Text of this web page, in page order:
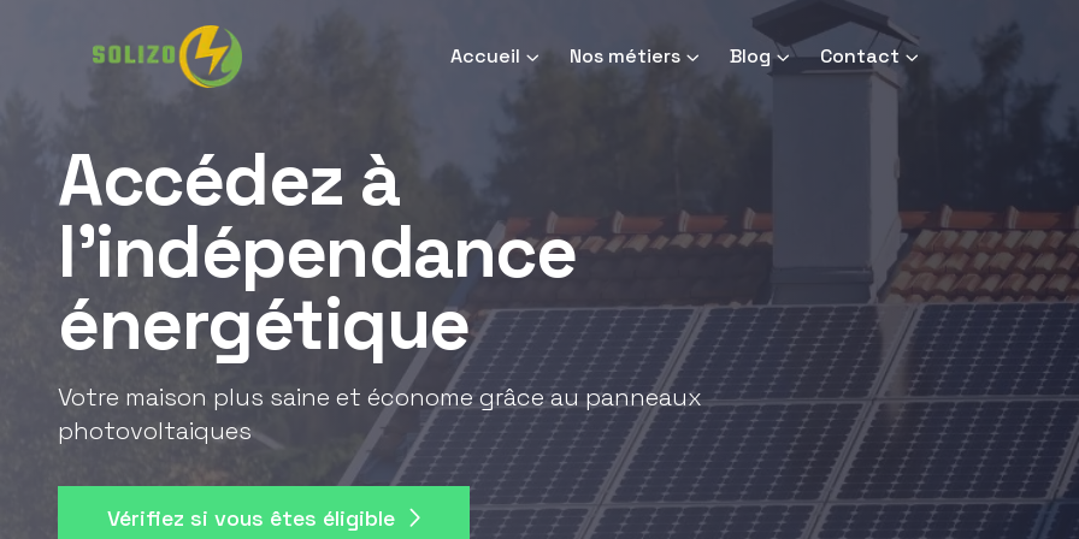
Accueil Nos métiers Blog Contact
Accédez à
l'indépendance
énergétique
Votre maison plus saine et économe grâce au panneaux
photovoltaiques
Vérifiez si vous êtes éligible